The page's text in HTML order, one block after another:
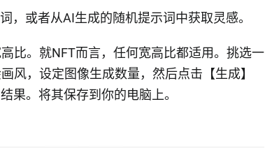
，或者从AI生成的随机提示词中获取灵感。
比。就NFT而言，任何宽高比都适用。挑选一
风，设定图像生成数量，然后点击【生成】
果。将其保存到你的电脑上。